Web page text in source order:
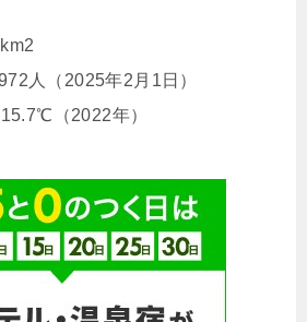
人（2025年2月1日）
（2022年）